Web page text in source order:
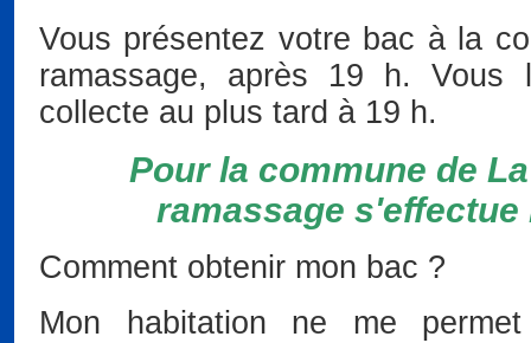
Vous présentez votre bac à la
ramassage, après 19 h.
collecte au plus tard à 19 h.
Pour la commune de
ramassage s'effectue
Comment obtenir mon bac ?
Mon habitation ne me